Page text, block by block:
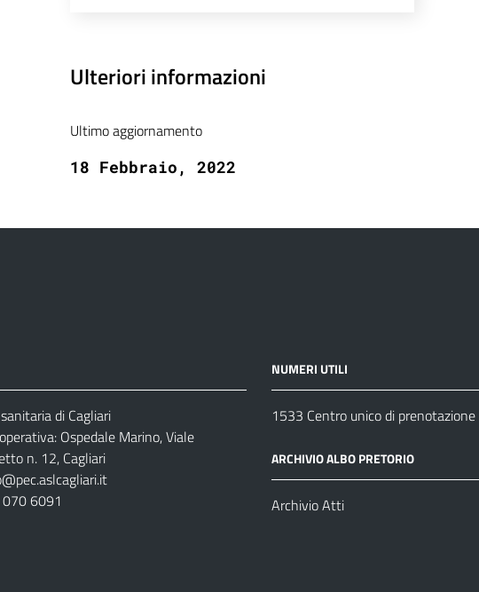
Ulteriori informazioni
Ultimo aggiornamento
18 Febbraio, 2022
di Cagliari
Ospedale Marino, Viale
n. 12, Cagliari
070 6091
NUMERI UTILI
1533 Centro unico di prenotazione
ARCHIVIO ALBO PRETORIO
Archivio Atti